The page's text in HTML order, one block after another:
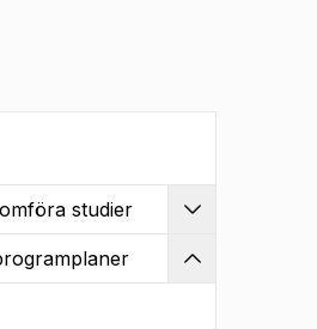
studier